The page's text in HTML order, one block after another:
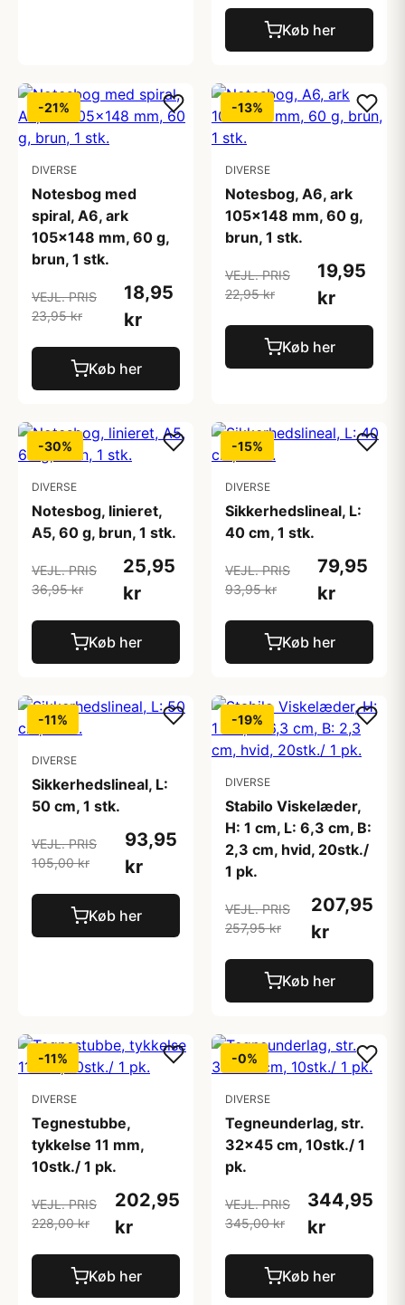
Køb her
-21%
DIVERSE
Notesbog med
spiral, A6, ark
105x148 mm, 60 g,
brun, 1 stk.
VEJL. PRIS
23,95 kr
18,95
kr
Køb her
-13%
DIVERSE
Notesbog, A6, ark
105x148 mm, 60 g,
brun, 1 stk.
VEJL. PRIS
22,95 kr
19,95
kr
Køb her
-30%
DIVERSE
Notesbog, linieret,
A5, 60 g, brun, 1 stk.
VEJL. PRIS
36,95 kr
25,95
kr
Køb her
-15%
DIVERSE
Sikkerhedslineal, L:
40 cm, 1 stk.
VEJL. PRIS
93,95 kr
79,95
kr
Køb her
-11%
DIVERSE
Sikkerhedslineal, L:
50 cm, 1 stk.
VEJL. PRIS
105,00 kr
93,95
kr
Køb her
-19%
DIVERSE
Stabilo Viskelæder,
H: 1 cm, L: 6,3 cm, B:
2,3 cm, hvid, 20stk./
1 pk.
VEJL. PRIS
257,95 kr
207,95
kr
Køb her
-11%
DIVERSE
Tegnestubbe,
tykkelse 11 mm,
10stk./ 1 pk.
VEJL. PRIS
228,00 kr
202,95
kr
Køb her
-0%
DIVERSE
Tegneunderlag, str.
32x45 cm, 10stk./ 1
pk.
VEJL. PRIS
345,00 kr
344,95
kr
Køb her